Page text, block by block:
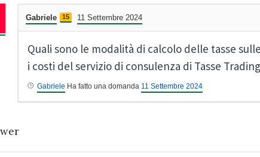
Gabriele 15 11 Settembre 2024
Quali sono le modalità di calcolo delle tasse
i costi del servizio di consulenza di Tasse
Gabriele Ha fatto una domanda 11 Settembre 2024